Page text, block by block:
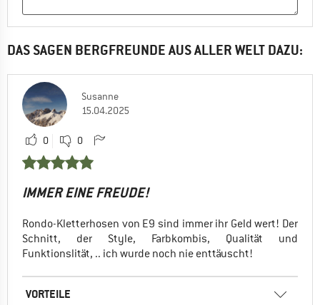
DAS SAGEN BERGFREUNDE AUS ALLER WELT DAZU:
Susanne
15.04.2025
0 0
IMMER EINE FREUDE!
Rondo-Kletterhosen von E9 sind immer ihr Geld wert! Der
Schnitt, der Style, Farbkombis, Qualität und
Funktionslität, .. ich wurde noch nie enttäuscht!
VORTEILE